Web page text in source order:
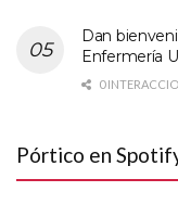
Dan
Enfermería
0
Pórtico en